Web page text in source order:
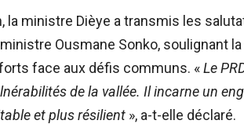
la ministre Dièye a transmis les
Ousmane Sonko, soulignant
face aux défis communs. «Le
de la vallée. Il incarne un
et plus résilient », a-t-elle déclaré.